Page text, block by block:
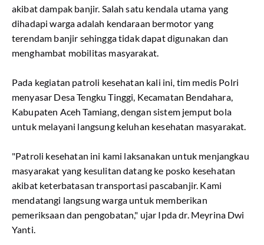
akibat dampak banjir. Salah satu kendala utama yang
dihadapi warga adalah kendaraan bermotor yang
terendam banjir sehingga tidak dapat digunakan dan
menghambat mobilitas masyarakat.
Pada kegiatan patroli kesehatan kali ini, tim medis Polri
menyasar Desa Tengku Tinggi, Kecamatan Bendahara,
Kabupaten Aceh Tamiang, dengan sistem jemput bola
untuk melayani langsung keluhan kesehatan masyarakat.
"Patroli kesehatan ini kami laksanakan untuk menjangkau
masyarakat yang kesulitan datang ke posko kesehatan
akibat keterbatasan transportasi pascabanjir. Kami
mendatangi langsung warga untuk memberikan
pemeriksaan dan pengobatan," ujar Ipda dr. Meyrina Dwi
Yanti.